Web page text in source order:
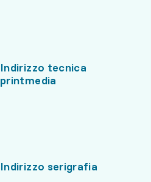
Indirizzo tecnica
printmedia
Indirizzo serigrafia